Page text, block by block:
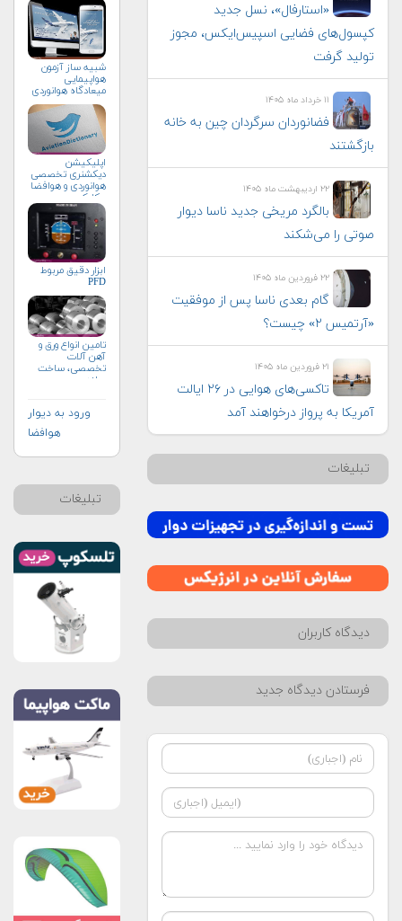
«استارفال»، نسل جدید
کپسول‌های فضایی اسپیس‌ایکس، مجوز
تولید گرفت
۱۱ خرداد ماه ۱۴۰۵
فضانوردان سرگردان چین به خانه
بازگشتند
۲۲ اردیبهشت ماه ۱۴۰۵
بالگرد مریخی جدید ناسا دیوار
صوتی را می‌شکند
۲۲ فروردین ماه ۱۴۰۵
گام بعدی ناسا پس از موفقیت
«آرتمیس ۲» چیست؟
۲۱ فروردین ماه ۱۴۰۵
تاکسی‌های هوایی در ۲۶ ایالت
آمریکا به پرواز درخواهند آمد
تبلیغات
دیدگاه کاربران
فرستادن دیدگاه جدید
شبیه ساز آزمون
هواپیمایی
میعادگاه هوانوردی
اپلیکیشن
دیکشنری تخصصی
هوانوردی و هوافضا
چکاوک
ابزار دقیق مربوط
PFD
تامین انواع ورق و
آهن آلات
تخصصی، ساخت
سازه
ورود به دیوار
هوافضا
تبلیغات